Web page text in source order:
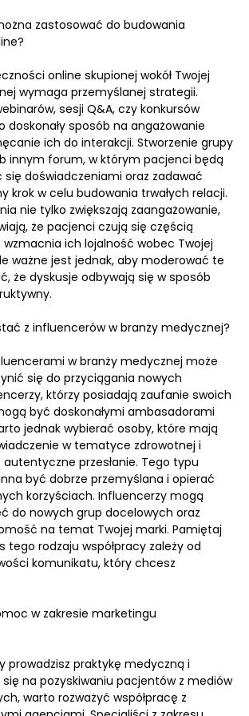
zastosować do budowania
online skupionej wokół Twojej
wymaga przemyślanej strategii.
sesji Q&A, czy konkursów
sposób na angażowanie
ich do interakcji. Stworzenie grupy
innym forum, w którym pacjenci będą
doświadczeniami oraz zadawać
krok w celu budowania trwałych relacji.
nie tylko zwiększają zaangażowanie,
że pacjenci czują się częścią
wzmacnia ich lojalność wobec Twojej
ważne jest jednak, aby moderować te
że dyskusje odbywają się w sposób
z influencerów w branży medycznej?
w branży medycznej może
się do przyciągania nowych
którzy posiadają zaufanie swoich
być doskonałymi ambasadorami
jednak wybierać osoby, które mają
w tematyce zdrowotnej i
przesłanie. Tego typu
być dobrze przemyślana i opierać
korzyściach. Influencerzy mogą
do nowych grup docelowych oraz
na temat Twojej marki. Pamiętaj
tego rodzaju współpracy zależy od
komunikatu, który chcesz
w zakresie marketingu
prowadzisz praktykę medyczną i
się na pozyskiwaniu pacjentów z mediów
warto rozważyć współpracę z